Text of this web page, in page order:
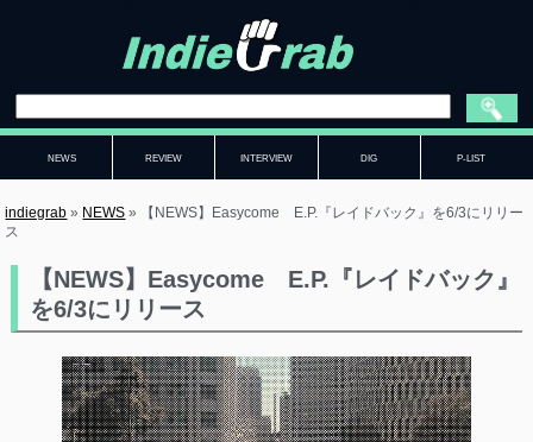
NEWS REVIEW INTERVIEW DIG P-LIST
indiegrab » NEWS »
【NEWS】Easycome E.P.『レイドバック』を6/3にリリー
ス
【NEWS】Easycome E.P.『レイドバック』
を6/3にリリース